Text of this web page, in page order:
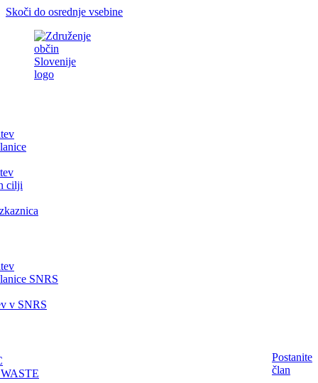
Skoči do osrednje vsebine
cilji
SNRS
v SNRS
Postanite
član